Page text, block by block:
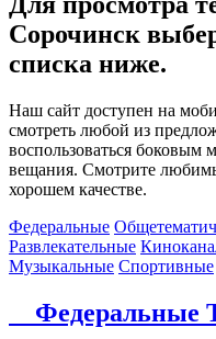
Сорочинск
списка ниже.
Наш сайт доступен на
смотреть любой из
воспользоваться боковым
вещания. Смотрите
хорошем качестве.
Федеральные
Развлекательные
Музыкальные Спортивные
Федеральные